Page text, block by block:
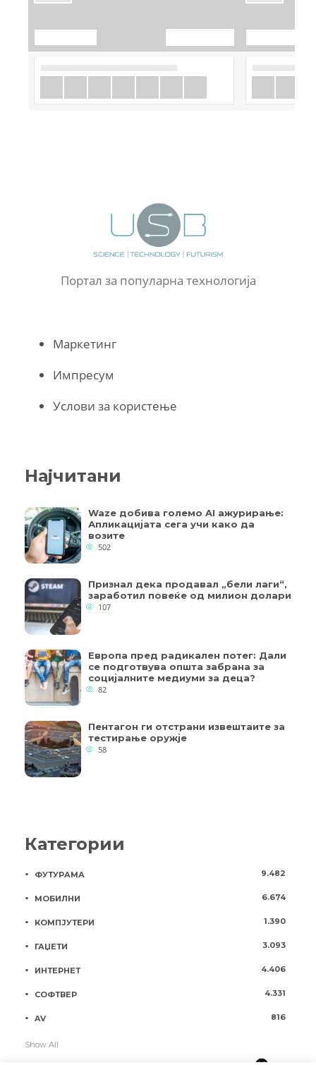
Портал за популарна технологија
Маркетинг
Импресум
Услови за користење
Најчитани
Waze добива големо AI ажурирање:
Апликацијата сега учи како да
возите
502
Признал дека продавал „бели лаги“,
заработил повеќе од милион долари
107
Европа пред радикален потег: Дали
се подготвува општа забрана за
социјалните медиуми за деца?
82
Пентагон ги отстрани извештаите за
тестирање оружје
58
Категории
ФУТУРАМА 9.482
МОБИЛНИ 6.674
КОМПЈУТЕРИ 1.390
ГАЏЕТИ 3.093
ИНТЕРНЕТ 4.406
СОФТВЕР 4.331
AV 816
Show All